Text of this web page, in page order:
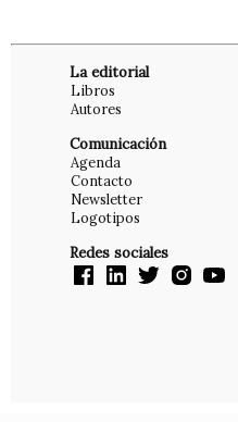
La editorial
Libros
Autores
Comunicación
Agenda
Contacto
Newsletter
Logotipos
Redes sociales